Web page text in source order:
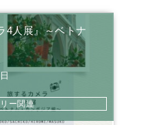
4人展』～ベトナ
ー関連